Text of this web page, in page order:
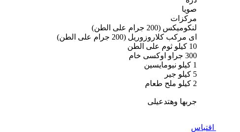
صويا
مركزات
لنكوميكس (200 جرام على الطن)
اى مركب كلاروزوريل (200 جرام على الطن)
10 كيلو ثوم على الطن
300 جراو اوكسى خام
1 كيلو نيومايسين
5 كيلو جير
2 كيلو ملح طعام
جربها وهتدعيلى
اقتباس